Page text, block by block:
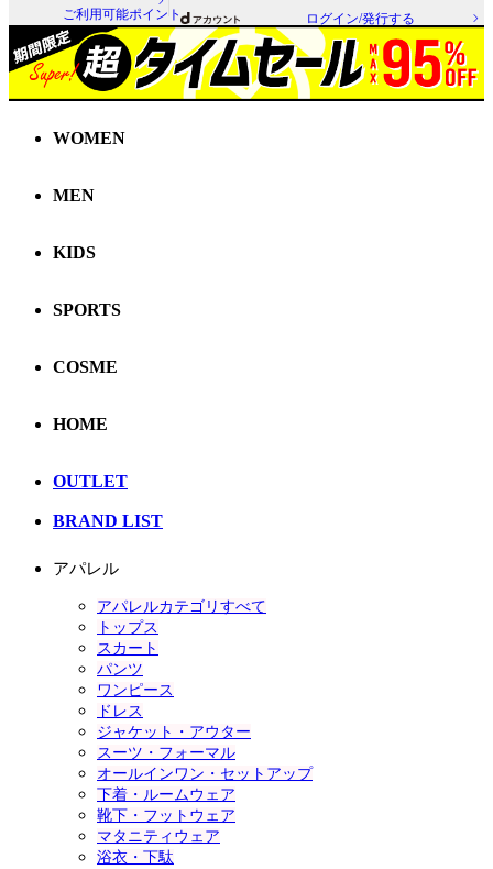
ご利用可能ポイント ログイン/発行する
WOMEN
MEN
KIDS
SPORTS
COSME
HOME
OUTLET
BRAND LIST
アパレル
アパレルカテゴリすべて
トップス
スカート
パンツ
ワンピース
ドレス
ジャケット・アウター
スーツ・フォーマル
オールインワン・セットアップ
下着・ルームウェア
靴下・フットウェア
マタニティウェア
浴衣・下駄